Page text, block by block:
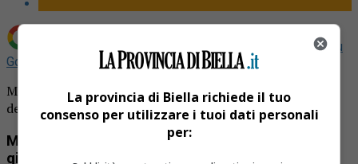
Aggiungi La Provincia di Biella come
Fonte preferita su
Google
Monastero cluniacense di Castelletto Cervo: giornata
dell’arte
Monastero cluniacense di Castelletto Cervo:
giornata dell’arte
La provincia di Biella richiede il tuo
consenso per utilizzare i tuoi dati personali
per: